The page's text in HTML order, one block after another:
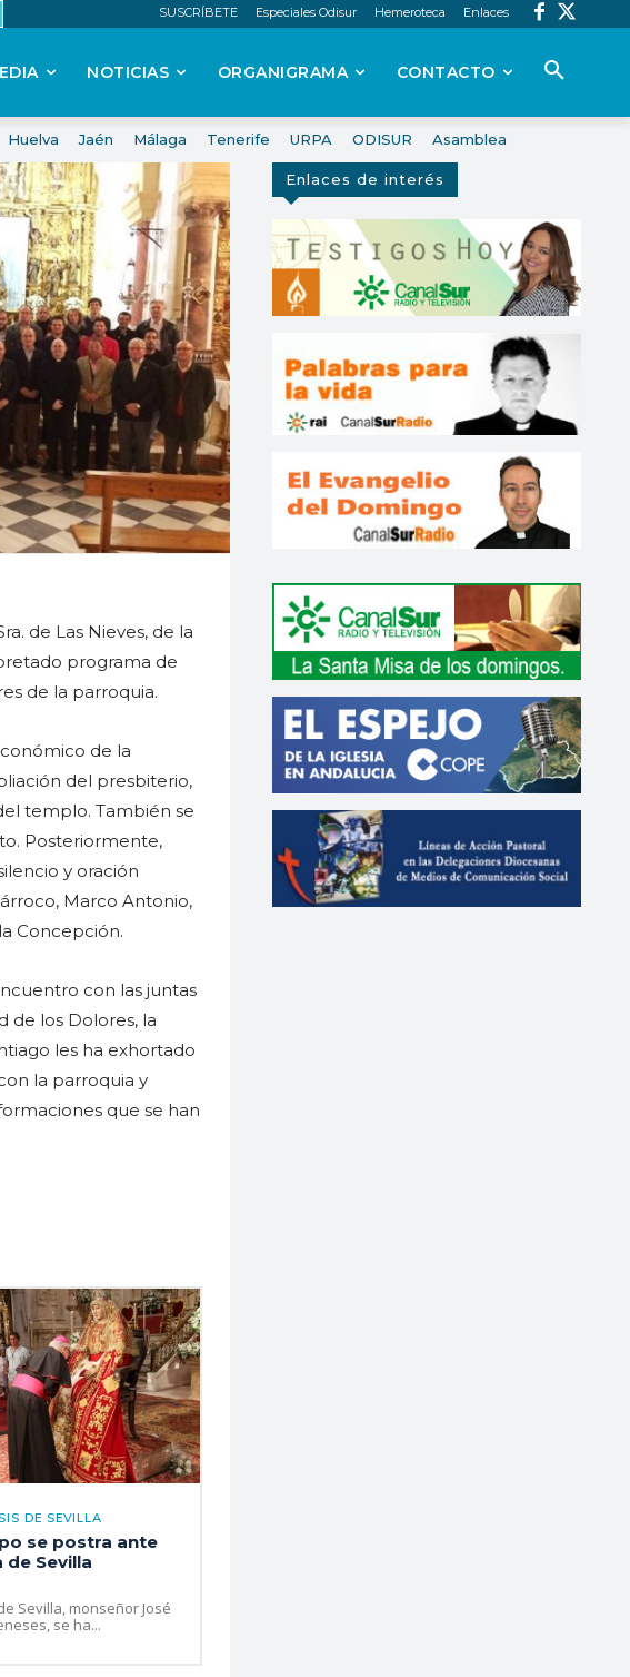
SUSCRÍBETE Especiales Odisur Hemeroteca Enlaces
NOTICIAS ORGANIGRAMA CONTACTO
Huelva Jaén Málaga Tenerife URPA ODISUR Asamblea
de Las Nieves, de la
programa de
de la parroquia.
de la
del presbiterio,
templo. También se
Posteriormente,
y oración
Marco Antonio,
Concepción.
con las juntas
de los Dolores, la
les ha exhortado
la parroquia y
que se han
DE SEVILLA
se postra ante
Sevilla
Sevilla, monseñor José
se ha...
Enlaces de interés